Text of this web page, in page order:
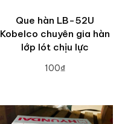
Que hàn LB-52U
Kobelco chuyên gia hàn
lớp lót chịu lực
100₫